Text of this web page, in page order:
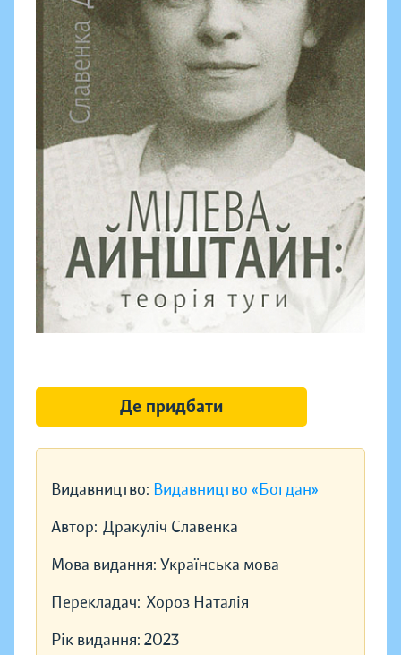
Видавництво: Видавництво «Богдан»
Автор: Дракуліч Славенка
Мова видання: Українська мова
Перекладач: Хороз Наталія
Рік видання: 2023
Де придбати